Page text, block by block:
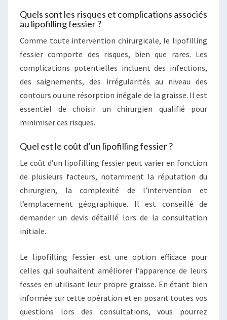
Quels sont les risques et complications associés
au lipofilling fessier ?
Comme toute intervention chirurgicale, le lipofilling
fessier comporte des risques, bien que rares. Les
complications potentielles incluent des infections,
des saignements, des irrégularités au niveau des
contours ou une résorption inégale de la graisse. Il est
essentiel de choisir un chirurgien qualifié pour
minimiser ces risques.
Quel est le coût d’un lipofilling fessier ?
Le coût d’un lipofilling fessier peut varier en fonction
de plusieurs facteurs, notamment la réputation du
chirurgien, la complexité de l’intervention et
l’emplacement géographique. Il est conseillé de
demander un devis détaillé lors de la consultation
initiale.
Le lipofilling fessier est une option efficace pour
celles qui souhaitent améliorer l’apparence de leurs
fesses en utilisant leur propre graisse. En étant bien
informée sur cette opération et en posant toutes vos
questions lors des consultations, vous pourrez